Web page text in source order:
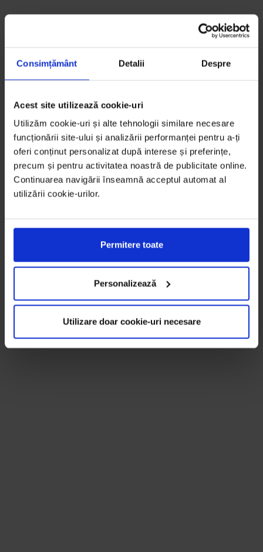
Consimțământ Detalii Despre
Acest site utilizează cookie-uri
Utilizăm cookie-uri și alte tehnologii similare necesare
funcționării site-ului și analizării performanței pentru a-ți
oferi conținut personalizat după interese și preferințe,
precum și pentru activitatea noastră de publicitate online.
Continuarea navigării înseamnă acceptul automat al
utilizării cookie-urilor.
Permitere toate
Personalizează
Utilizare doar cookie-uri necesare